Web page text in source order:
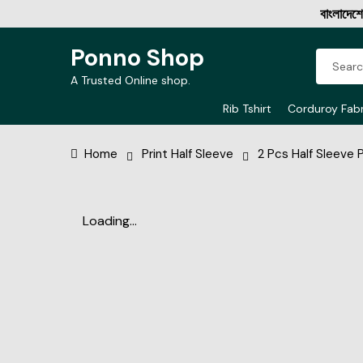
বাংলাদেশের
Ponno Shop
A Trusted Online shop.
Rib Tshirt Corduroy
Home Print Half Sleeve 2 Pcs Half Sleeve
Loading...